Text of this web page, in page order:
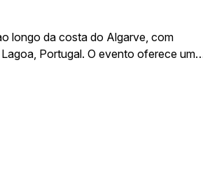
longo da costa do Algarve, com
Portugal. O evento oferece uma
espetacular, passando por falésias
reforçando o espírito social do